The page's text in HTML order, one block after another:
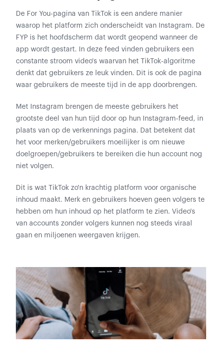
De For You-pagina van TikTok is een andere manier
waarop het platform zich onderscheidt van Instagram. De
FYP is het hoofdscherm dat wordt geopend wanneer de
app wordt gestart. In deze feed vinden gebruikers een
constante stroom video's waarvan het TikTok-algoritme
denkt dat gebruikers ze leuk vinden. Dit is ook de pagina
waar gebruikers de meeste tijd in de app doorbrengen.
Met Instagram brengen de meeste gebruikers het
grootste deel van hun tijd door op hun Instagram-feed, in
plaats van op de verkennings pagina. Dat betekent dat
het voor merken/gebruikers moeilijker is om nieuwe
doelgroepen/gebruikers te bereiken die hun account nog
niet volgen.
Dit is wat TikTok zo'n krachtig platform voor organische
inhoud maakt. Merk en gebruikers hoeven geen volgers te
hebben om hun inhoud op het platform te zien. Video's
van accounts zonder volgers kunnen nog steeds viraal
gaan en miljoenen weergaven krijgen.